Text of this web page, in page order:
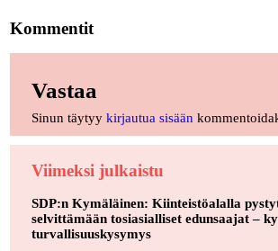
Kommentit
Vastaa
Sinun täytyy kirjautua sisään
Viimeksi julkaistu
SDP:n Kymäläinen: Kiinteistöalalla
selvittämään tosiasialliset edunsaajat –
turvallisuuskysymys